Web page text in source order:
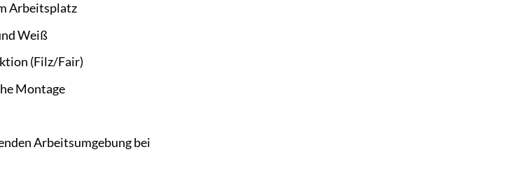
Arbeitsplatz
Weiß
(Filz/Fair)
Montage
Arbeitsumgebung bei